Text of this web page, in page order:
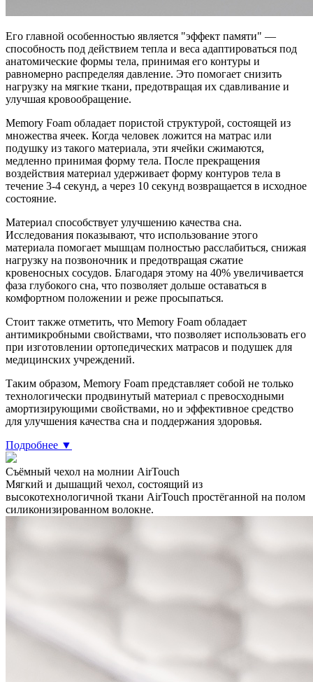
Его главной особенностью является "эффект памяти" —
способность под действием тепла и веса адаптироваться под
анатомические формы тела, принимая его контуры и
равномерно распределяя давление. Это помогает снизить
нагрузку на мягкие ткани, предотвращая их сдавливание и
улучшая кровообращение.
Memory Foam обладает пористой структурой, состоящей из
множества ячеек. Когда человек ложится на матрас или
подушку из такого материала, эти ячейки сжимаются,
медленно принимая форму тела. После прекращения
воздействия материал удерживает форму контуров тела в
течение 3-4 секунд, а через 10 секунд возвращается в исходное
состояние.
Материал способствует улучшению качества сна.
Исследования показывают, что использование этого
материала помогает мышцам полностью расслабиться, снижая
нагрузку на позвоночник и предотвращая сжатие
кровеносных сосудов. Благодаря этому на 40% увеличивается
фаза глубокого сна, что позволяет дольше оставаться в
комфортном положении и реже просыпаться.
Стоит также отметить, что Memory Foam обладает
антимикробными свойствами, что позволяет использовать его
при изготовлении ортопедических матрасов и подушек для
медицинских учреждений.
Таким образом, Memory Foam представляет собой не только
технологически продвинутый материал с превосходными
амортизирующими свойствами, но и эффективное средство
для улучшения качества сна и поддержания здоровья.
Подробнее ▼
Cъёмный чехол на молнии AirTouch
Мягкий и дышащий чехол, состоящий из
высокотехнологичной ткани AirTouch простёганной на полом
силиконизированном волокне.